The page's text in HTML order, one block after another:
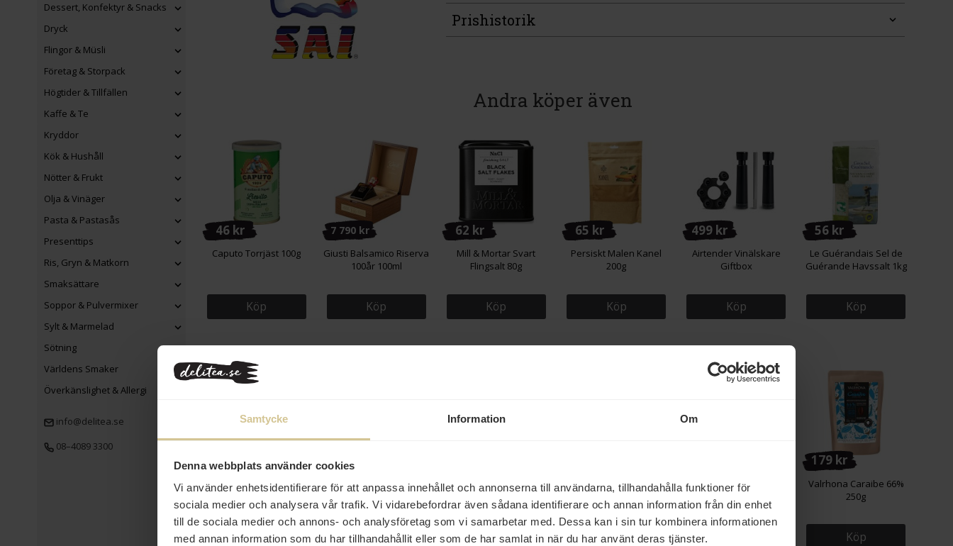
Samtycke Information Om
Denna webbplats använder cookies
Vi använder enhetsidentifierare för att anpassa innehållet och annonserna till användarna, tillhandahålla funktioner för
sociala medier och analysera vår trafik. Vi vidarebefordrar även sådana identifierare och annan information från din enhet
till de sociala medier och annons- och analysföretag som vi samarbetar med. Dessa kan i sin tur kombinera informationen
med annan information som du har tillhandahållit eller som de har samlat in när du har använt deras tjänster.
Dessert, Konfektyr & Snacks
Dryck
Flingor & Müsli
Företag & Storpack
Högtider & Tillfällen
Kaffe & Te
Kryddor
Kök & Hushåll
Nötter & Frukt
Olja & Vinäger
Pasta & Pastasås
Presenttips
Ris, Gryn & Matkorn
Smaksättare
Soppor & Pulvermixer
Sylt & Marmelad
Sötning
Världens Smaker
Överkänslighet & Allergi
info@delitea.se
08–4089 3300
Prishistorik
Andra köper även
46 kr
Caputo Torrjäst 100g
Köp
7 790 kr
Giusti Balsamico Riserva
100år 100ml
Köp
62 kr
Mill & Mortar Svart
Flingsalt 80g
Köp
65 kr
Persiskt Malen Kanel
200g
Köp
499 kr
Airtender Vinälskare
Giftbox
Köp
56 kr
Le Guérandais Sel de
Guérande Havssalt 1kg
Köp
330 kr
Marutomo Dashi No
Köp
59 kr
Biofood Kokosflingor
250g
Köp
Fontana Olivolja Original
Köp
Collitali Salt Guerande
Kvarn 15cm 87g
Köp
Mutti Tomatpuré
200g
179 kr
Valrhona Caraibe 66%
250g
Köp